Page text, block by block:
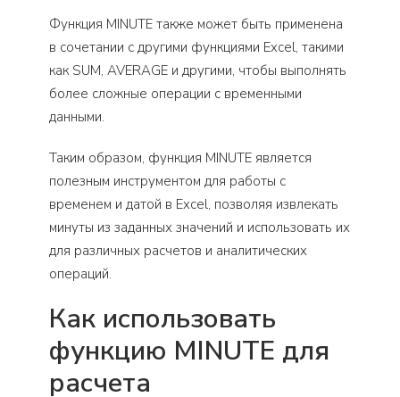
Функция MINUTE также может быть применена
в сочетании с другими функциями Excel, такими
как SUM, AVERAGE и другими, чтобы выполнять
более сложные операции с временными
данными.
Таким образом, функция MINUTE является
полезным инструментом для работы с
временем и датой в Excel, позволяя извлекать
минуты из заданных значений и использовать их
для различных расчетов и аналитических
операций.
Как использовать
функцию MINUTE для
расчета